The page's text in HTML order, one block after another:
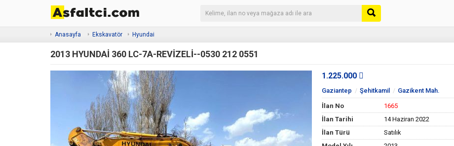
Anasayfa Ekskavatör Hyundai
2013 HYUNDAİ 360 LC-7A-REVİZELİ--0530 212 0551
1.225.000
Gaziantep Şehitkamil Gazikent Mah.
İlan No
1665
İlan Tarihi
14 Haziran 2022
İlan Türü
Satılık